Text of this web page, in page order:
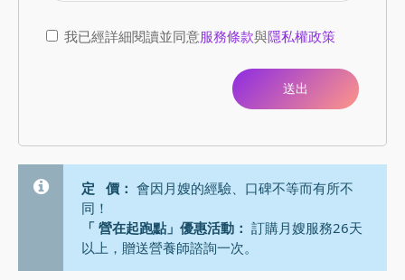
我已經詳細閱讀並同意服務條款與隱私權政策
定 價： 會因月嫂的經驗、口碑不等而有所不
同！
「 營在起跑點」優惠活動： 訂購月嫂服務26天
以上，贈送營養師諮詢一次。